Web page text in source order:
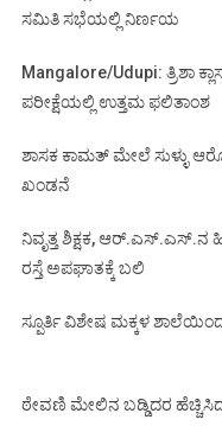
ಸಮಿತಿ ಸಭೆಯಲ್ಲಿ ನಿರ್ಣಯ
Mangalore/Udupi: ತ್ರಿಶಾ
ಪರೀಕ್ಷೆಯಲ್ಲಿ ಉತ್ತಮ ಫಲಿತಾಂಶ
ಶಾಸಕ ಕಾಮತ್ ಮೇಲೆ ಸುಳ್ಳು
ಖಂಡನೆ
ನಿವೃತ್ತ ಶಿಕ್ಷಕ,
ರಸ್ತೆ ಅಪಘಾತಕ್ಕೆ ಬಲಿ
ಸ್ಪೂರ್ತಿ ವಿಶೇಷ ಮಕ್ಕಳ ಶಾಲೆಯಿಂದ
ಠೇವಣಿ ಮೇಲಿನ ಬಡ್ಡಿದರ